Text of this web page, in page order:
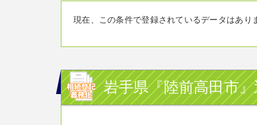
現在、この条件で登録されているデータはあり
岩手県『陸前高田市